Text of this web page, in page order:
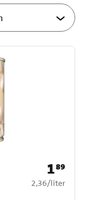
Prijs: € 1,89
189
€ 2,36 per liter
2,36/liter